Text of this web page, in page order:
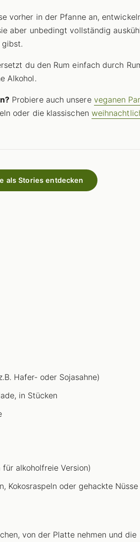
vorher in der Pfanne an,
aber unbedingt vollständig
gibst.
du den Rum einfach durch
Alkohol.
Probiere auch unsere veganen
oder die klassischen
als Stories entdecken
Hafer- oder Sojasahne)
in Stücken
für alkoholfreie Version)
Kokosraspeln oder gehackte Nüsse
von der Platte nehmen und die